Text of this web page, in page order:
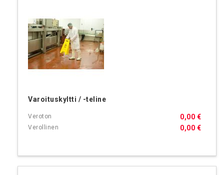
Varoituskyltti / -teline
0,00 €
0,00 €